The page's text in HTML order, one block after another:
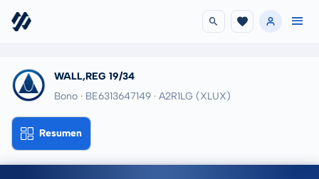
WALL,REG 19/34
Bono · BE6313647149 · A2R1LG (XLUX)
Resumen